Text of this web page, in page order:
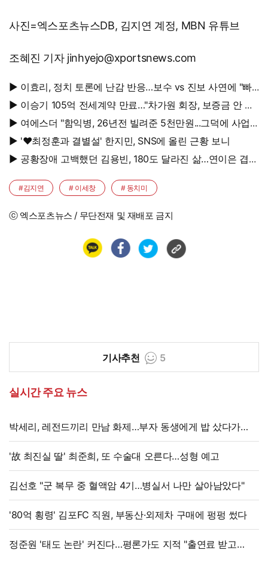
사진=엑스포츠뉴스DB, 김지연 계정, MBN 유튜브
조혜진 기자 jinhyejo@xportsnews.com
▶ 이효리, 정치 토론에 난감 반응…보수 vs 진보 사연에 "빠
지면 안 될까요?"
▶ 이승기 105억 전세계약 만료…"차가원 회장, 보증금 안 주
면 법적 조치"
▶ 여에스더 "함익병, 26년전 빌려준 5천만원...그덕에 사업
시작"▶ '♥최정훈과 결별설' 한지민, SNS에 올린 근황 보니
▶ 공황장애 고백했던 김용빈, 180도 달라진 삶…연이은 겹경
사
#김지연 # 이세창 # 동치미
ⓒ 엑스포츠뉴스 / 무단전재 및 재배포 금지
기사추천 5
실시간 주요 뉴스
박세리, 레전드끼리 만남 화제…부자 동생에게 밥 샀다가
'반전'
'故 최진실 딸' 최준희, 또 수술대 오른다…성형 예고
김선호 "군 복무 중 혈액암 4기…병실서 나만 살아남았다"
'80억 횡령' 김포FC 직원, 부동산·외제차 구매에 펑펑 썼다
정준원 '태도 논란' 커진다…평론가도 지적 "출연료 받고